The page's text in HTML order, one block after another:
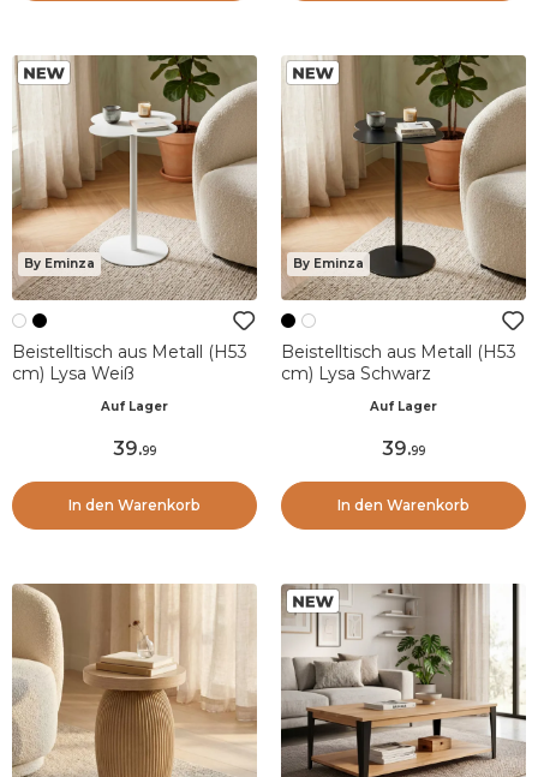
By Eminza
Beistelltisch aus Metall (H53
cm) Lysa Weiß
Auf Lager
39.99
In den Warenkorb
By Eminza
Beistelltisch aus Metall (H53
cm) Lysa Schwarz
Auf Lager
39.99
In den Warenkorb